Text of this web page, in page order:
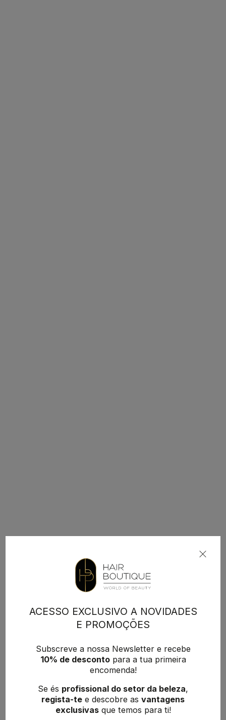
ACESSO EXCLUSIVO A NOVIDADES
E PROMOÇÕES
Subscreve a nossa Newsletter e recebe
10% de descontopara a tua primeira
encomenda!
Se és profissional do setor da beleza,
regista-te e descobre as vantagens
exclusivasque temos para ti!